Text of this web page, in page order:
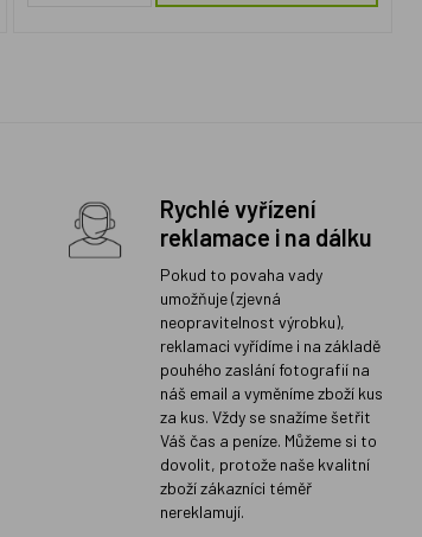
Rychlé vyřízení
reklamace i na dálku
Pokud to povaha vady
umožňuje (zjevná
neopravitelnost výrobku),
reklamaci vyřídíme i na základě
pouhého zaslání fotografií na
náš email a vyměníme zboží kus
za kus. Vždy se snažíme šetřit
Váš čas a peníze. Můžeme si to
dovolit, protože naše kvalitní
zboží zákazníci téměř
nereklamují.